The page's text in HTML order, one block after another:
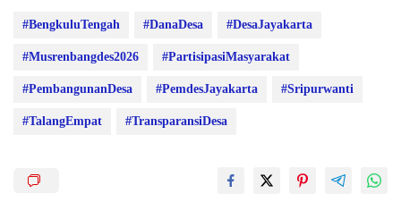
#BengkuluTengah #DanaDesa #DesaJayakarta
#Musrenbangdes2026 #PartisipasiMasyarakat
#PembangunanDesa #PemdesJayakarta #Sripurwanti
#TalangEmpat #TransparansiDesa